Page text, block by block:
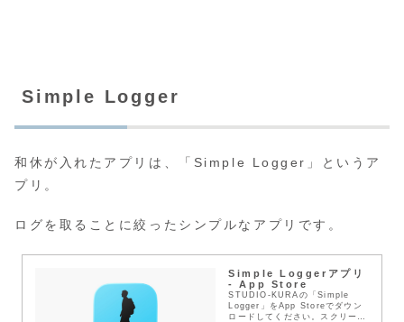
Simple Logger
和休が入れたアプリは、「Simple Logger」というア
プリ。
ログを取ることに絞ったシンプルなアプリです。
Simple Loggerアプリ
- App Store
STUDIO-KURAの「Simple
Logger」をApp Storeでダウン
ロードしてください。スクリーン